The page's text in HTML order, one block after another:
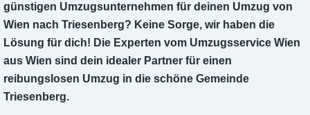
günstigen Umzugsunternehmen für deinen Umzug von
Wien nach Triesenberg? Keine Sorge, wir haben die
Lösung für dich! Die Experten vom Umzugsservice Wien
aus Wien sind dein idealer Partner für einen
reibungslosen Umzug in die schöne Gemeinde
Triesenberg.